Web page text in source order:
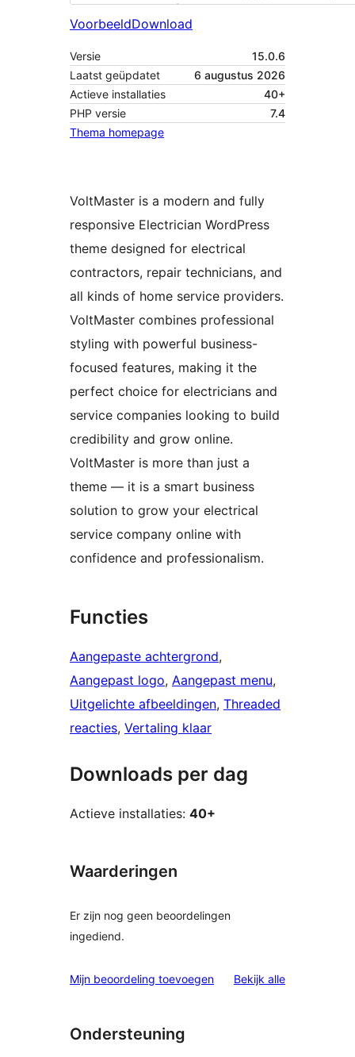
VoorbeeldDownload
Versie
15.0.6
Laatst geüpdatet
6 augustus 2026
Actieve installaties
40+
PHP versie
7.4
Thema homepage
VoltMaster is a modern and fully
responsive Electrician WordPress
theme designed for electrical
contractors, repair technicians, and
all kinds of home service providers.
VoltMaster combines professional
styling with powerful business-
focused features, making it the
perfect choice for electricians and
service companies looking to build
credibility and grow online.
VoltMaster is more than just a
theme — it is a smart business
solution to grow your electrical
service company online with
confidence and professionalism.
Functies
Aangepaste achtergrond
Aangepast logo, Aangepast menu
Uitgelichte afbeeldingen, Threaded
reacties, Vertaling klaar
Downloads per dag
Actieve installaties: 40+
Waarderingen
Er zijn nog geen beoordelingen
ingediend.
Mijn beoordeling toevoegen Bekijk alle
Ondersteuning